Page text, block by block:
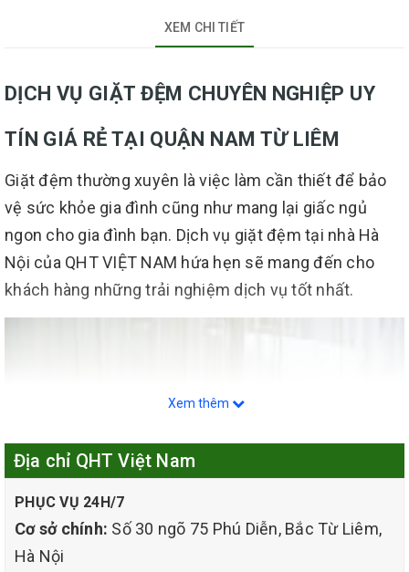
XEM CHI TIẾT
DỊCH VỤ GIẶT ĐỆM CHUYÊN NGHIỆP UY
TÍN GIÁ RẺ TẠI QUẬN NAM TỪ LIÊM
Giặt đệm thường xuyên là việc làm cần thiết để bảo
vệ sức khỏe gia đình cũng như mang lại giấc ngủ
ngon cho gia đình bạn. Dịch vụ giặt đệm tại nhà Hà
Nội của QHT VIỆT NAM hứa hẹn sẽ mang đến cho
khách hàng những trải nghiệm dịch vụ tốt nhất.
Xem thêm
Địa chỉ QHT Việt Nam
PHỤC VỤ 24H/7
Cơ sở chính: Số 30 ngõ 75 Phú Diễn, Bắc Từ Liêm,
Hà Nội